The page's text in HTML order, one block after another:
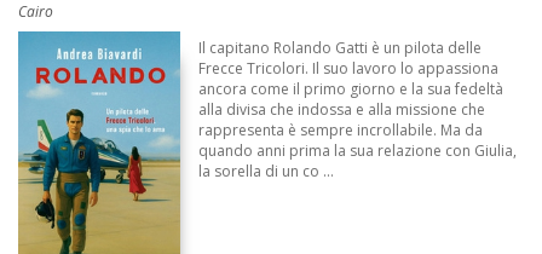
Cairo
Il capitano Rolando Gatti è un pilota delle
Frecce Tricolori. Il suo lavoro lo appassiona
ancora come il primo giorno e la sua fedeltà
alla divisa che indossa e alla missione che
rappresenta è sempre incrollabile. Ma da
quando anni prima la sua relazione con Giulia,
la sorella di un co ...